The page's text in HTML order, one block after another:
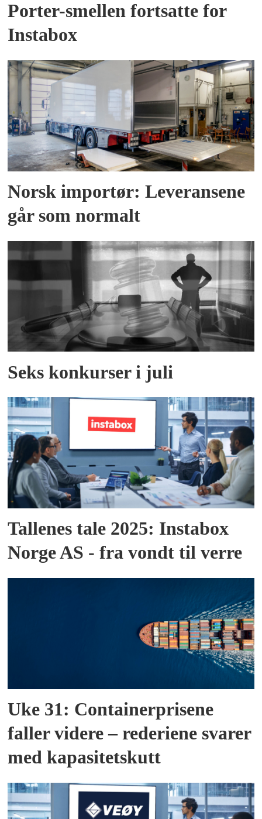
Porter-smellen fortsatte for
Instabox
Norsk importør: Leveransene
går som normalt
Seks konkurser i juli
Tallenes tale 2025: Instabox
Norge AS - fra vondt til verre
Uke 31: Containerprisene
faller videre – rederiene svarer
med kapasitetskutt